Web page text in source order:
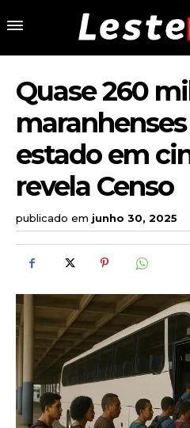
Quase 260
estado em
revela Censo
publicado em junho 30, 2025